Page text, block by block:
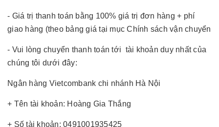
- Giá trị thanh toán bằng 100% giá trị đơn hàng + phí
giao hàng (theo bảng giá tại mục Chính sách vận chuyển
- Vui lòng chuyển thanh toán tới tài khoản duy nhất của
chúng tôi dưới đây:
Ngân hàng Vietcombank chi nhánh Hà Nội
+ Tên tài khoản: Hoàng Gia Thắng
+ Số tài khoản: 0491001935425